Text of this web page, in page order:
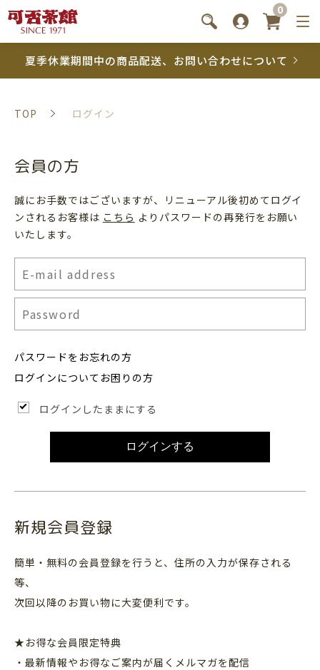
0
夏季休業期間中の商品配送、お問い合わせについて
TOP ログイン
会員の方
誠にお手数ではございますが、リニューアル後初めてログイ
ンされるお客様は こちら よりパスワードの再発行をお願い
いたします。
パスワードをお忘れの方
ログインについてお困りの方
ログインしたままにする
ログインする
新規会員登録
簡単・無料の会員登録を行うと、住所の入力が保存される
等、
次回以降のお買い物に大変便利です。
★お得な会員限定特典
・最新情報やお得なご案内が届くメルマガを配信